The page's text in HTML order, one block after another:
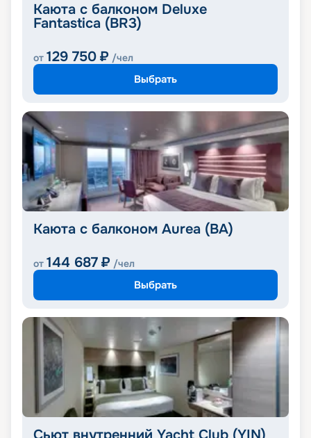
Каюта с балконом Deluxe
Fantastica (BR3)
от 129 750 ₽ /чел
Выбрать
Каюта с балконом Aurea (BA)
от 144 687 ₽ /чел
Выбрать